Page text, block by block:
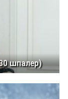
шпалер)